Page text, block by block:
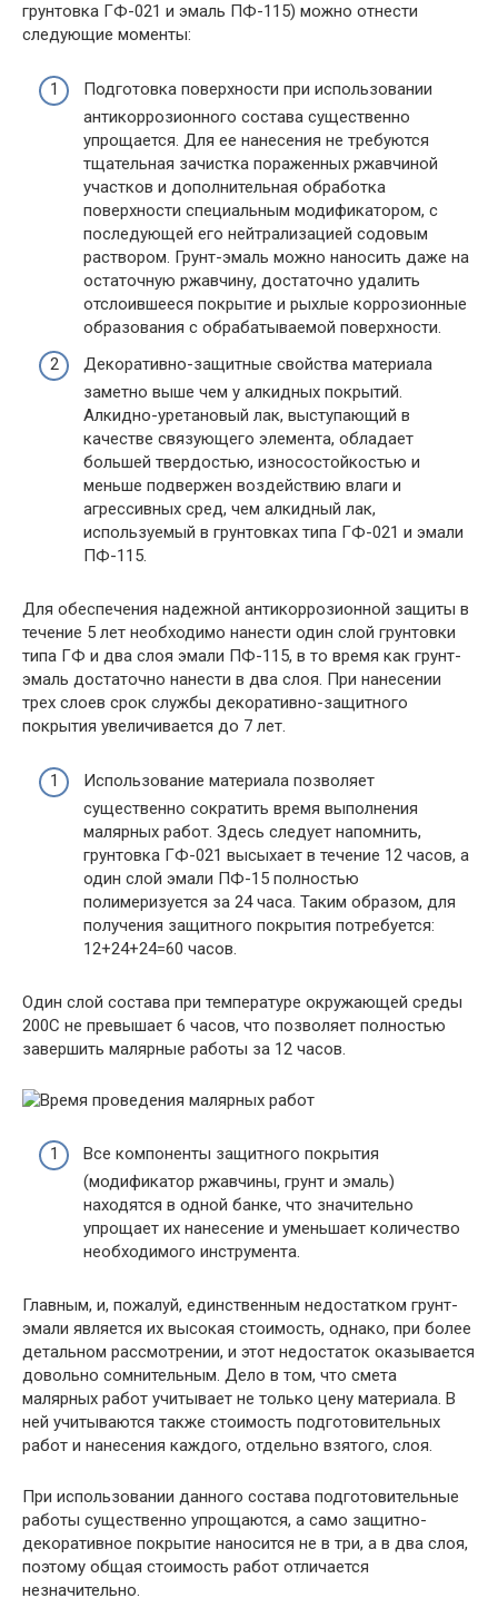
грунтовка ГФ-021 и эмаль ПФ-115) можно отнести
следующие моменты:
Подготовка поверхности при использовании
антикоррозионного состава существенно
упрощается. Для ее нанесения не требуются
тщательная зачистка пораженных ржавчиной
участков и дополнительная обработка
поверхности специальным модификатором, с
последующей его нейтрализацией содовым
раствором. Грунт-эмаль можно наносить даже на
остаточную ржавчину, достаточно удалить
отслоившееся покрытие и рыхлые коррозионные
образования с обрабатываемой поверхности.
Декоративно-защитные свойства материала
заметно выше чем у алкидных покрытий.
Алкидно-уретановый лак, выступающий в
качестве связующего элемента, обладает
большей твердостью, износостойкостью и
меньше подвержен воздействию влаги и
агрессивных сред, чем алкидный лак,
используемый в грунтовках типа ГФ-021 и эмали
ПФ-115.
Для обеспечения надежной антикоррозионной защиты в
течение 5 лет необходимо нанести один слой грунтовки
типа ГФ и два слоя эмали ПФ-115, в то время как грунт-
эмаль достаточно нанести в два слоя. При нанесении
трех слоев срок службы декоративно-защитного
покрытия увеличивается до 7 лет.
Использование материала позволяет
существенно сократить время выполнения
малярных работ. Здесь следует напомнить,
грунтовка ГФ-021 высыхает в течение 12 часов, а
один слой эмали ПФ-15 полностью
полимеризуется за 24 часа. Таким образом, для
получения защитного покрытия потребуется:
12+24+24=60 часов.
Один слой состава при температуре окружающей среды
200С не превышает 6 часов, что позволяет полностью
завершить малярные работы за 12 часов.
Все компоненты защитного покрытия
(модификатор ржавчины, грунт и эмаль)
находятся в одной банке, что значительно
упрощает их нанесение и уменьшает количество
необходимого инструмента.
Главным, и, пожалуй, единственным недостатком грунт-
эмали является их высокая стоимость, однако, при более
детальном рассмотрении, и этот недостаток оказывается
довольно сомнительным. Дело в том, что смета
малярных работ учитывает не только цену материала. В
ней учитываются также стоимость подготовительных
работ и нанесения каждого, отдельно взятого, слоя.
При использовании данного состава подготовительные
работы существенно упрощаются, а само защитно-
декоративное покрытие наносится не в три, а в два слоя,
поэтому общая стоимость работ отличается
незначительно.